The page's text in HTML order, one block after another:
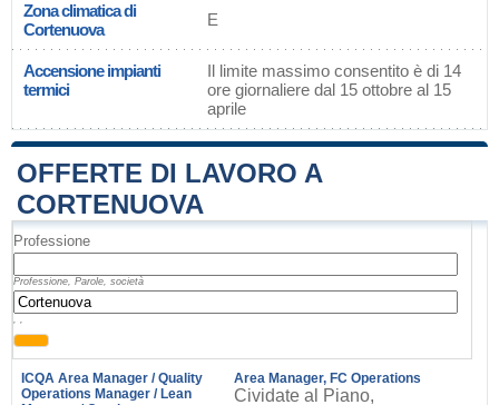
Zona climatica di
Cortenuova
E
Accensione impianti
termici
Il limite massimo consentito è di 14
ore giornaliere dal 15 ottobre al 15
aprile
OFFERTE DI LAVORO A
CORTENUOVA
Professione
Professione, Parole, società
, ,
ICQA Area Manager / Quality
Operations Manager / Lean
Area Manager, FC Operations
Cividate al Piano,